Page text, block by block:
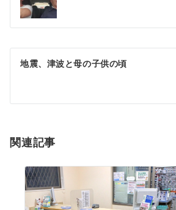
地震、津波と母の子供の頃
関連記事